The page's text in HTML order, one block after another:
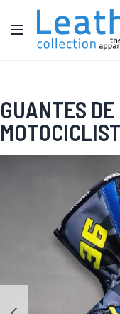
Ir al contenido
Toggle Nav
GUANTES